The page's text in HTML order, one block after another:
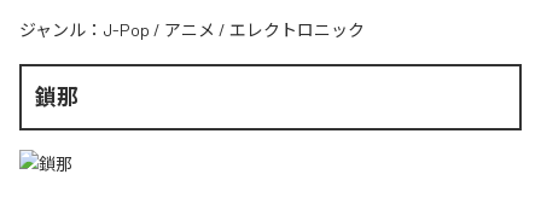
ジャンル： J-Pop / アニメ / エレクトロニック
鎖那